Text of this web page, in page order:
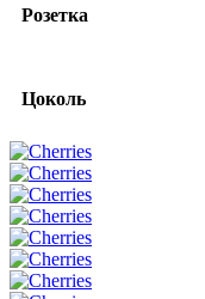
Розетка
Цоколь